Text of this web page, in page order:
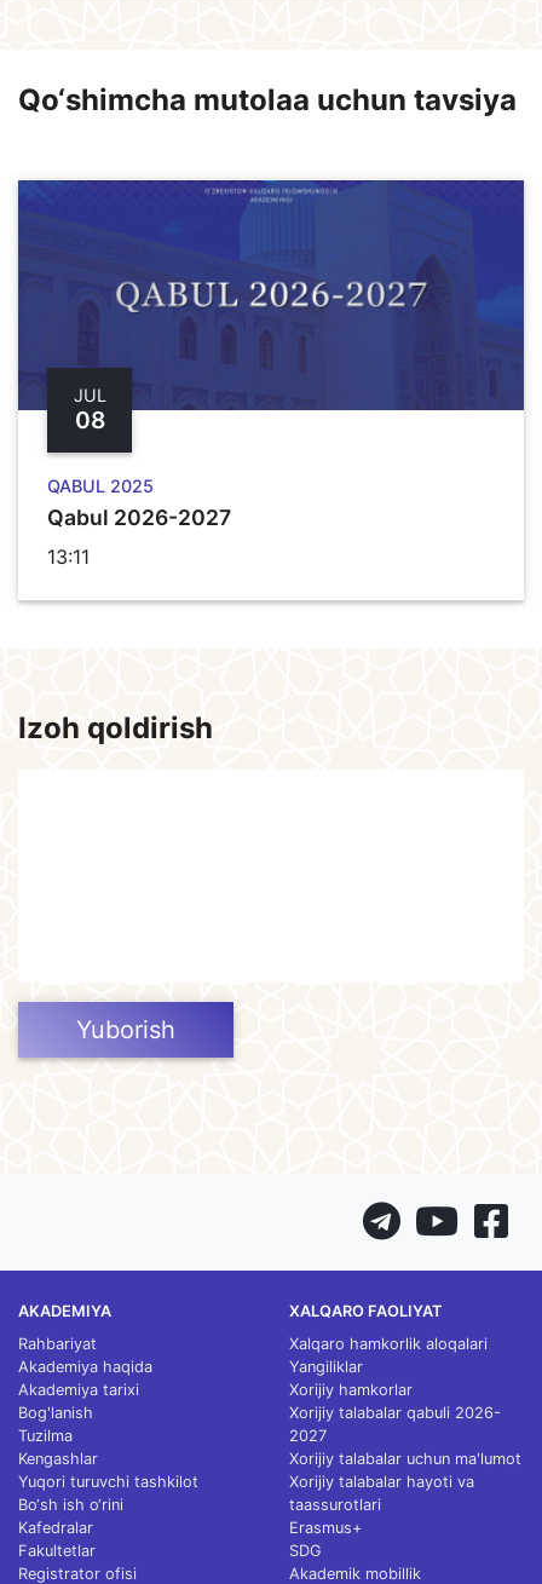
Qo‘shimcha mutolaa uchun tavsiya
JUL
08
QABUL 2025
Qabul 2026-2027
13:11
Izoh qoldirish
Yuborish
AKADEMIYA
Rahbariyat
Akademiya haqida
Akademiya tarixi
Bog'lanish
Tuzilma
Kengashlar
Yuqori turuvchi tashkilot
Bo‘sh ish o‘rini
Kafedralar
Fakultetlar
Registrator ofisi
XALQARO FAOLIYAT
Xalqaro hamkorlik aloqalari
Yangiliklar
Xorijiy hamkorlar
Xorijiy talabalar qabuli 2026-
2027
Xorijiy talabalar uchun ma'lumot
Xorijiy talabalar hayoti va
taassurotlari
Erasmus+
SDG
Akademik mobillik